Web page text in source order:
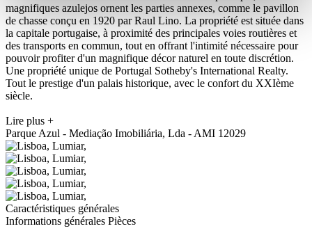
magnifiques azulejos ornent les parties annexes, comme le pavillon
de chasse conçu en 1920 par Raul Lino. La propriété est située dans
la capitale portugaise, à proximité des principales voies routières et
des transports en commun, tout en offrant l'intimité nécessaire pour
pouvoir profiter d'un magnifique décor naturel en toute discrétion.
Une propriété unique de Portugal Sotheby's International Realty.
Tout le prestige d'un palais historique, avec le confort du XXIème
siècle.
Lire plus +
Parque Azul - Mediação Imobiliária, Lda - AMI 12029
Caractéristiques générales
Informations générales Pièces